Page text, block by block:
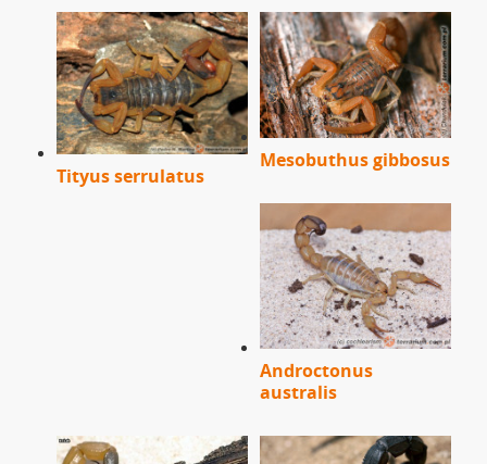
Tityus serrulatus
Mesobuthus gibbosus
Androctonus
australis